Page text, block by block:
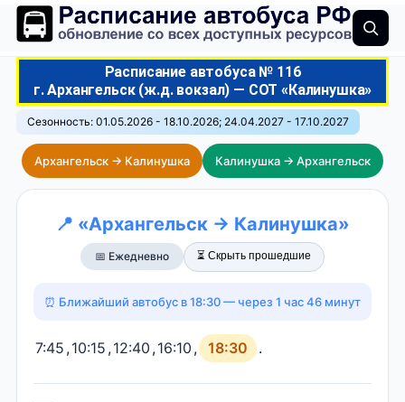
Расписание автобуса № 116
г. Архангельск (ж.д. вокзал) — СОТ «Калинушка»
Сезонность: 01.05.2026 - 18.10.2026; 24.04.2027 - 17.10.2027
Архангельск → Калинушка Калинушка → Архангельск
📍 «Архангельск → Калинушка»
📅 Ежедневно ⏳ Скрыть прошедшие
⏰ Ближайший автобус в 18:30 — через 1 час 46 минут
7:45 ,10:15 ,12:40 ,16:10 , 18:30 .